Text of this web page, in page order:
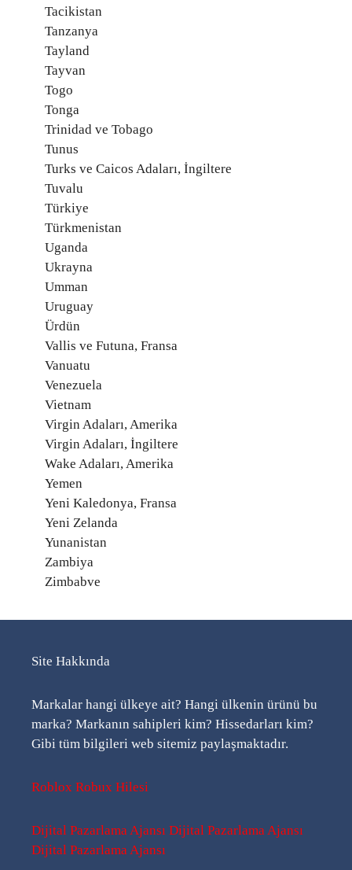
Tacikistan
Tanzanya
Tayland
Tayvan
Togo
Tonga
Trinidad ve Tobago
Tunus
Turks ve Caicos Adaları, İngiltere
Tuvalu
Türkiye
Türkmenistan
Uganda
Ukrayna
Umman
Uruguay
Ürdün
Vallis ve Futuna, Fransa
Vanuatu
Venezuela
Vietnam
Virgin Adaları, Amerika
Virgin Adaları, İngiltere
Wake Adaları, Amerika
Yemen
Yeni Kaledonya, Fransa
Yeni Zelanda
Yunanistan
Zambiya
Zimbabve
Site Hakkında
Markalar hangi ülkeye ait? Hangi ülkenin ürünü bu
marka? Markanın sahipleri kim? Hissedarları kim?
Gibi tüm bilgileri web sitemiz paylaşmaktadır.
Roblox Robux Hilesi
Dijital Pazarlama Ajansı Dijital Pazarlama Ajansı
Dijital Pazarlama Ajansı